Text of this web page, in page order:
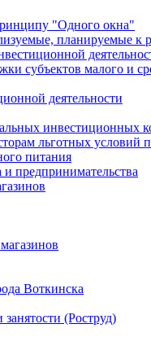
"Oдного окна"
планируемые к
субъектов малого и
деятельности
инвестиционных
льготных
питания
предпринимательства
Воткинска
(Роструд)